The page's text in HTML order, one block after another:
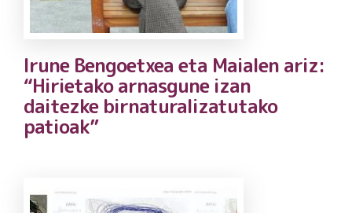
Irune Bengoetxea eta Maialen ariz:
“Hirietako arnasgune izan
daitezke birnaturalizatutako
patioak”